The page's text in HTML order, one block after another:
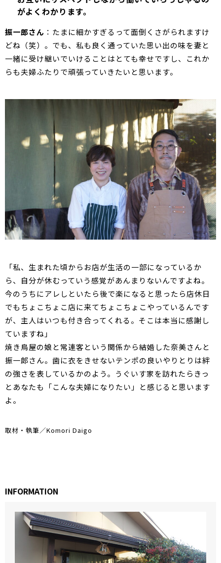
がよくわかります。
振一郎さん ：たまに細かすぎるって面倒くさがられますけ
どね（笑）。でも、私も良く通っていた思い出の味を妻と
一緒に受け継いでいけることはとても幸せですし、これか
らも夫婦ふたりで頑張っていきたいと思います。
「私、生まれた頃からお店が生活の一部になっているか
ら、自分が休むっていう感覚があんまりないんですよね。
今のうちにアレしといたら後で楽になると思ったら店休日
でもちょこちょこ店に来てちょこちょこやっているんです
が、主人はいつも付き合ってくれる。そこは本当に感謝し
ていますね」
焼き鳥屋の娘と常連客という関係から結婚した奈美さんと
振一郎さん。歯に衣をきせないテンポの良いやりとりは絆
の強さを表しているかのよう。うぐいす家を訪れたらきっ
とあなたも「こんな夫婦になりたい」と感じると思います
よ。
取材・執筆／Komori Daigo
INFORMATION